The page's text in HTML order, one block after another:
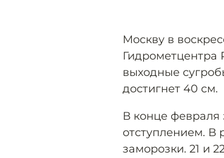
Москву в
выходные
достигнет 40 см.
В конце
отступлением.
заморозки. 21 и